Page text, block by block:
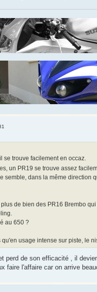
se trouve facilement en occaz.
un PR19 se trouve assez
semble, dans la même direction
de bien des PR16 Brembo
au 650 ?
usage intense sur piste, le
perd de son efficacité , il
faire l'affaire car on arrive